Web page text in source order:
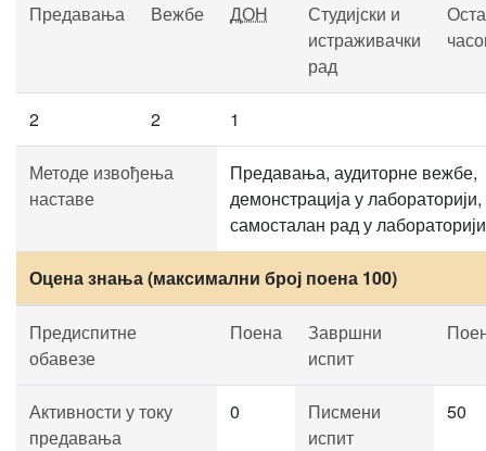
Предавања Вежбе ДОН
Студијски и
истраживачки
рад
2 2 1
Методе извођења
наставе
Предавања, аудиторне вежбе,
демонстрација у лабораторији,
самосталан рад у
Оцена знања (максимални број поена 100)
Предиспитне
обавезе
Поена
Завршни
испит
Активности у току
предавања
0
Писмени
испит
50